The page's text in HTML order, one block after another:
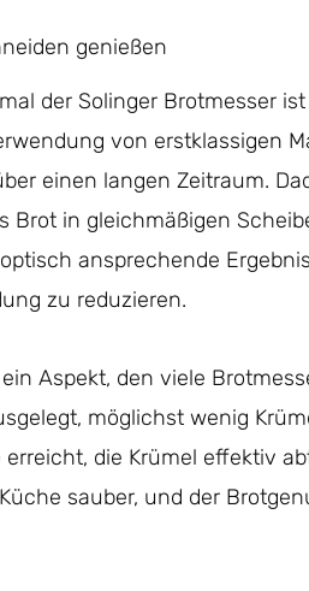
genießen
der Solinger Brotmesser
von erstklassigen
einen langen Zeitraum.
Brot in gleichmäßigen
ansprechende
zu reduzieren.
Aspekt, den viele
möglichst wenig
erreicht, die Krümel effektiv
sauber, und der